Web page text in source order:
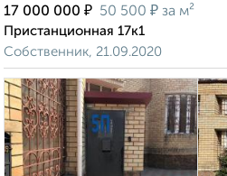
17 000 000 ₽ 50 500 ₽ за м²
Пристанционная 17к1
Собственник, 21.09.2020